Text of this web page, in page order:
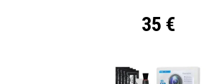
35 €